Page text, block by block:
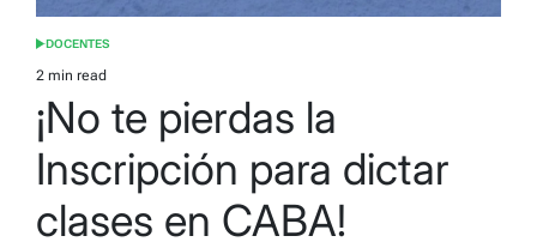
POSTED
IN
DOCENTES
Estimated
read
time
2 min read
¡No te pierdas la
Inscripción para dictar
clases en CABA!